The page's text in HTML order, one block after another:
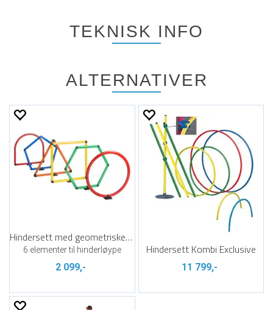
TEKNISK INFO
ALTERNATIVER
Hindersett med geometriske former
6 elementer til hinderløype
2 099,-
Hindersett Kombi Exclusive
11 799,-